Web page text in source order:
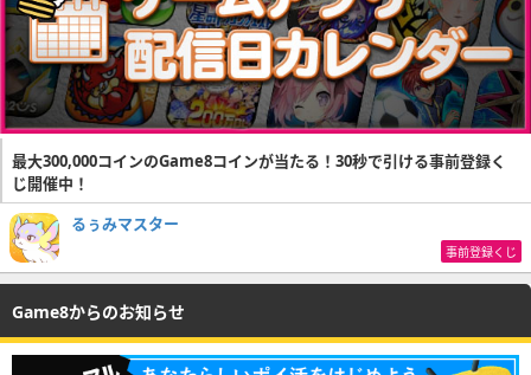
最大300,000コインのGame8コインが当たる！30秒で引ける事前登録く
じ開催中！
るぅみマスター
事前登録くじ
Game8からのお知らせ